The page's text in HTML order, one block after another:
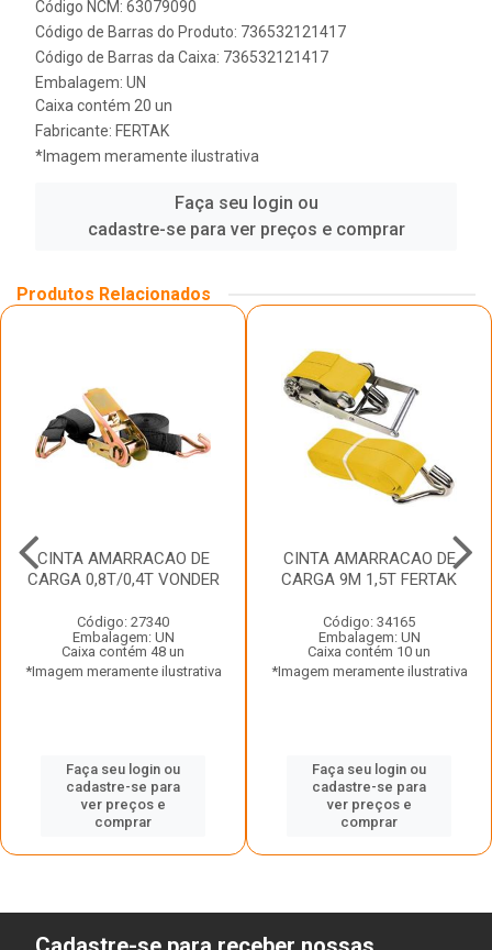
Código NCM: 63079090
Código de Barras do Produto: 736532121417
Código de Barras da Caixa: 736532121417
Embalagem: UN
Caixa contém 20 un
Fabricante: FERTAK
*Imagem meramente ilustrativa
Faça seu login ou
cadastre-se para ver preços e comprar
Produtos Relacionados
CINTA AMARRACAO DE
CARGA 0,8T/0,4T VONDER
Código: 27340
Embalagem: UN
Caixa contém 48 un
*Imagem meramente ilustrativa
Faça seu login ou
cadastre-se para
ver preços e
comprar
CINTA AMARRACAO DE
CARGA 9M 1,5T FERTAK
Código: 34165
Embalagem: UN
Caixa contém 10 un
*Imagem meramente ilustrativa
Faça seu login ou
cadastre-se para
ver preços e
comprar